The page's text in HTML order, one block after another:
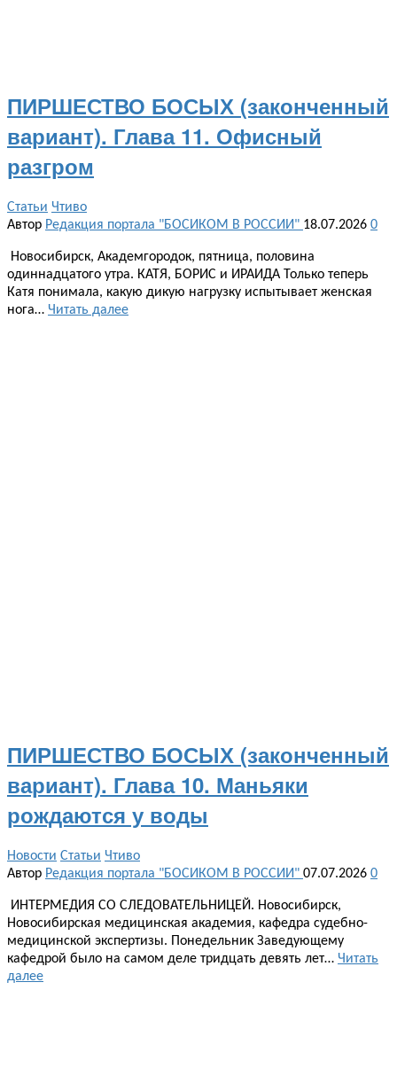
ПИРШЕСТВО БОСЫХ (законченный
вариант). Глава 11. Офисный
разгром
Статьи Чтиво
Автор Редакция портала "БОСИКОМ В РОССИИ" 18.07.2026 0
Новосибирск, Академгородок, пятница, половина
одиннадцатого утра. КАТЯ, БОРИС и ИРАИДА Только теперь
Катя понимала, какую дикую нагрузку испытывает женская
нога… Читать далее
ПИРШЕСТВО БОСЫХ (законченный
вариант). Глава 10. Маньяки
рождаются у воды
Новости Статьи Чтиво
Автор Редакция портала "БОСИКОМ В РОССИИ" 07.07.2026 0
ИНТЕРМЕДИЯ СО СЛЕДОВАТЕЛЬНИЦЕЙ. Новосибирск,
Новосибирская медицинская академия, кафедра судебно-
медицинской экспертизы. Понедельник Заведующему
кафедрой было на самом деле тридцать девять лет… Читать
далее